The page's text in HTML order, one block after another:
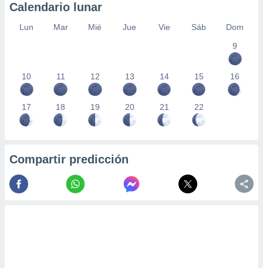
Calendario lunar
Lun Mar Mié Jue Vie Sáb
Dom
9
10 11 12 13 14 15 16
17 18 19 20 21 22
Compartir predicción